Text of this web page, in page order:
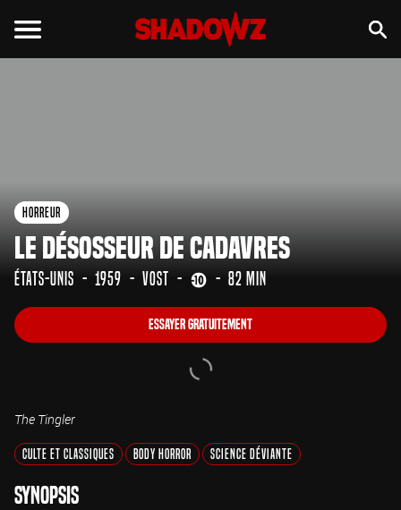
Horreur
Le Désosseur de Cadavres
États-Unis 1959 VOST 82 min
Essayer gratuitement
The Tingler
Culte et Classiques Body Horror Science Déviante
Synopsis